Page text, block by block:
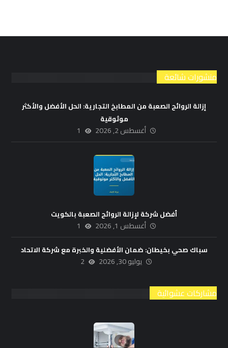
منشورات شائعة
إزالة الروائح الصعبة من المطابخ التجارية: الحل الأفضل والأكثر
موثوقية
أغسطس 2, 2026 1
أفضل شركة لإزالة الروائح الصعبة بالكويت
أغسطس 1, 2026 1
سباك صحي بخيطان: ضمان الأفضلية والخبرة مع شركة الاتحاد
يوليو 30, 2026 2
مشاركات عشوائية